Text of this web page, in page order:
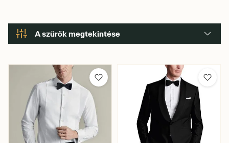
A szűrők megtekintése
Méret
Szín